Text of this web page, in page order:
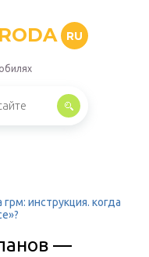
RU
инструкция. когда
—